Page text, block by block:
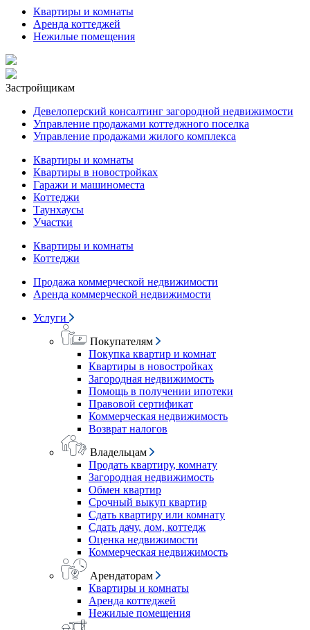
Квартиры и комнаты
Аренда коттеджей
Нежилые помещения
Застройщикам
Девелоперский консалтинг загородной недвижимости
Управление продажами коттеджного поселка
Управление продажами жилого комплекса
Квартиры и комнаты
Квартиры в новостройках
Гаражи и машиноместа
Коттеджи
Таунхаусы
Участки
Квартиры и комнаты
Коттеджи
Продажа коммерческой недвижимости
Аренда коммерческой недвижимости
Услуги
Покупателям
Покупка квартир и комнат
Квартиры в новостройках
Загородная недвижимость
Помощь в получении ипотеки
Правовой сертификат
Коммерческая недвижимость
Возврат налогов
Владельцам
Продать квартиру, комнату
Загородная недвижимость
Обмен квартир
Срочный выкуп квартир
Сдать квартиру или комнату
Сдать дачу, дом, коттедж
Оценка недвижимости
Коммерческая недвижимость
Арендаторам
Квартиры и комнаты
Аренда коттеджей
Нежилые помещения